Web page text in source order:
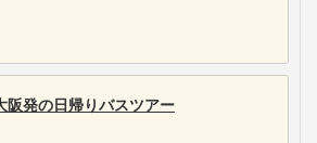
阪発の日帰りバスツアー